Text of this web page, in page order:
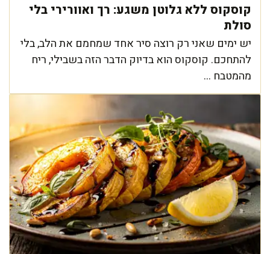
קוסקוס ללא גלוטן משגע: רך ואוורירי בלי
סולת
יש ימים שאני רק רוצה סיר אחד שמחמם את הלב, בלי
להתחכם. קוסקוס הוא בדיוק הדבר הזה בשבילי, ריח
מהמטבח ...